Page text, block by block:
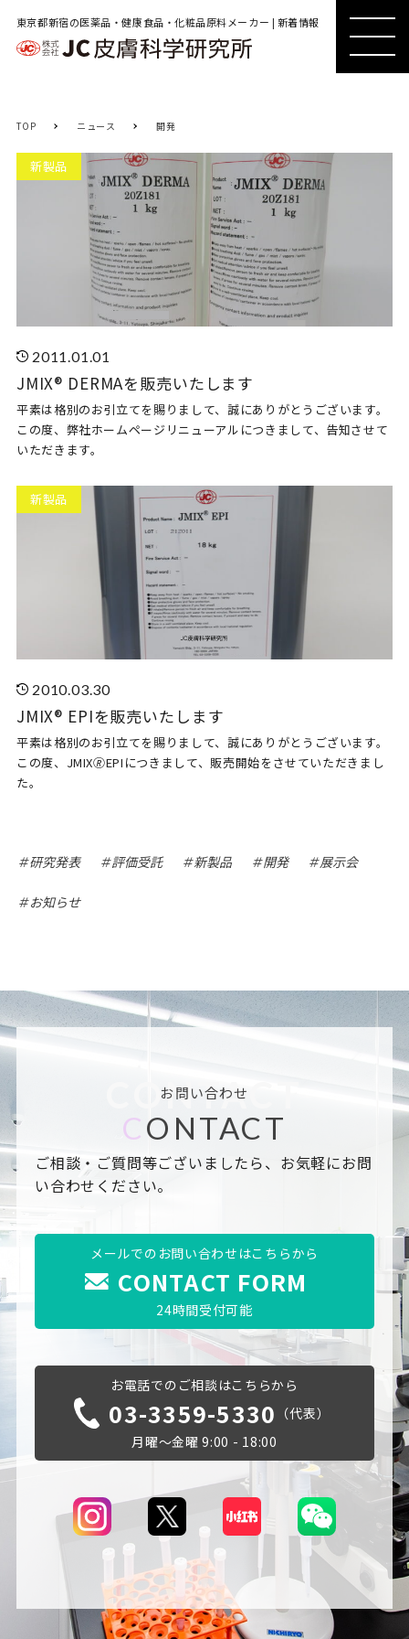
東京都新宿の医薬品・健康食品・化粧品原料メーカー | 新着情報
TOP ニュース 開発
2011.01.01
JMIX® DERMAを販売いたします
平素は格別のお引立てを賜りまして、誠にありがとうございます。
この度、弊社ホームページリニューアルにつきまして、告知させて
いただきます。
新製品
2010.03.30
JMIX® EPIを販売いたします
平素は格別のお引立てを賜りまして、誠にありがとうございます。
この度、JMIX🄬EPIにつきまして、販売開始をさせていただきまし
た。
新製品
研究発表 評価受託 新製品 開発 展示会
お知らせ
お問い合わせ
CONTACT
CONTACT
ご相談・ご質問等ございましたら、お気軽にお問
い合わせください。
メールでのお問い合わせはこちらから
CONTACT FORM
24時間受付可能
お電話でのご相談はこちらから
03-3359-5330 （代表）
月曜～金曜 9:00 - 18:00